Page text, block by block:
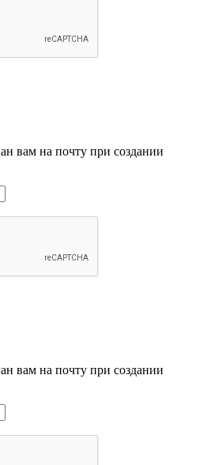
вам на почту при создании
вам на почту при создании